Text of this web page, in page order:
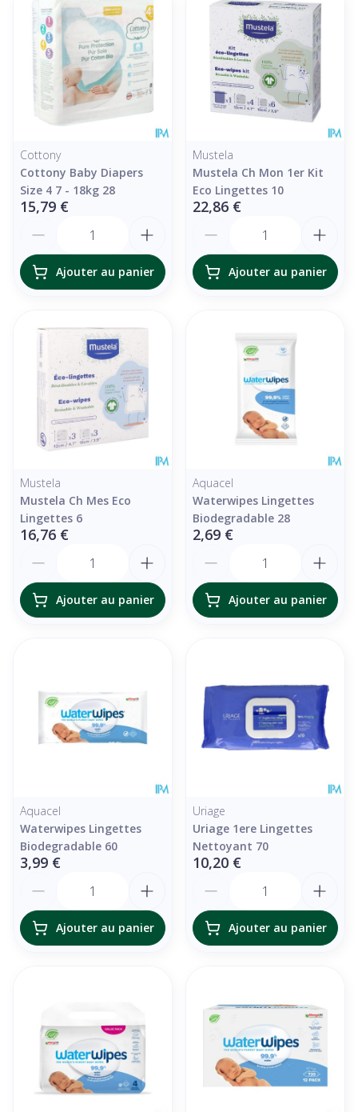
Cottony
Cottony Baby Diapers
Size 4 7 - 18kg 28
15,79 €
Ajouter au panier
Mustela
Mustela Ch Mon 1er Kit
Eco Lingettes 10
22,86 €
Ajouter au panier
Mustela
Mustela Ch Mes Eco
Lingettes 6
16,76 €
Ajouter au panier
Aquacel
Waterwipes Lingettes
Biodegradable 28
2,69 €
Ajouter au panier
Aquacel
Waterwipes Lingettes
Biodegradable 60
3,99 €
Ajouter au panier
Uriage
Uriage 1ere Lingettes
Nettoyant 70
10,20 €
Ajouter au panier